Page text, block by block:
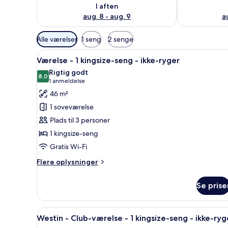
I aften
aug. 8 - aug. 9
Tilgængelige
filtre
for
værelser
Alle værelser 1 seng 2 senge
Indlæs
alle
billeder
af
Værelse
-
1
kingsize-
seng
-
Et hotelværelse med en stor
6
Værelse - 1 kingsize-seng - ikke-ryger
8,08,0 ud af 10
Rigtig godt
1 anmeldelse
(1
anmeldelse)
46 m²
1 soveværelse
Plads til 3 personer
1 kingsize-seng
Gratis Wi-Fi
Flere oplysninger
Flere
-
kingsize-
Se
Indlæs
alle
Et hotelværelse med en stor
6
Westin - Club-værelse - 1 kingsize-seng - ikke-